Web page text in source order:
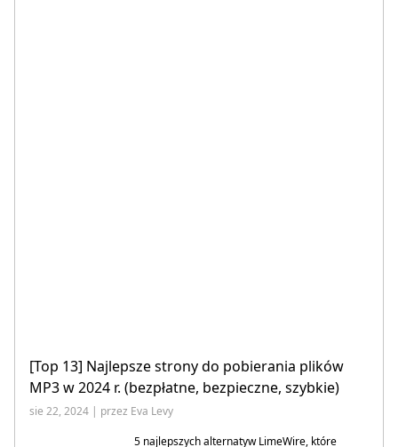
[Top 13] Najlepsze strony do pobierania plików
MP3 w 2024 r. (bezpłatne, bezpieczne, szybkie)
sie 22, 2024 | przez Eva Levy
5 najlepszych alternatyw LimeWire, które